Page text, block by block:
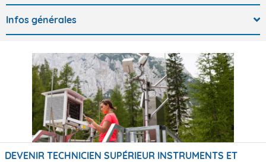
Infos générales
DEVENIR TECHNICIEN SUPÉRIEUR INSTRUMENTS ET